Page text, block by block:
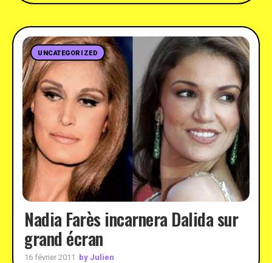
UNCATEGORIZED
Nadia Farès incarnera Dalida sur
grand écran
16 février 2011 by Julien